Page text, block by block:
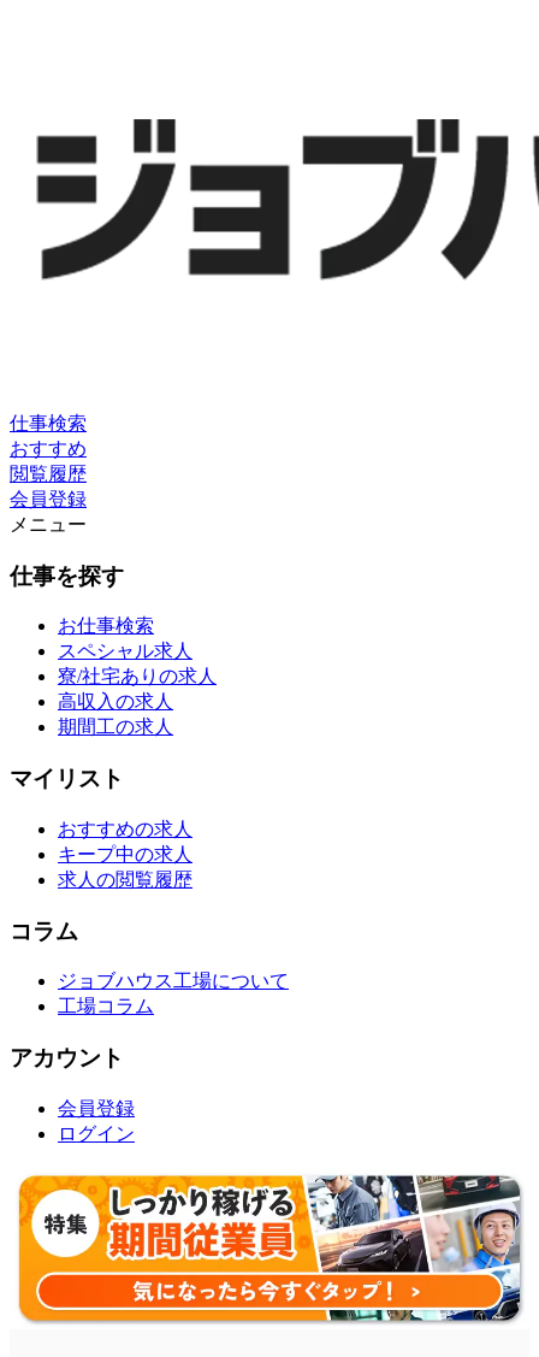
仕事検索
おすすめ
閲覧履歴
会員登録
メニュー
仕事を探す
お仕事検索
スペシャル求人
寮/社宅ありの求人
高収入の求人
期間工の求人
マイリスト
おすすめの求人
キープ中の求人
求人の閲覧履歴
コラム
ジョブハウス工場について
工場コラム
アカウント
会員登録
ログイン